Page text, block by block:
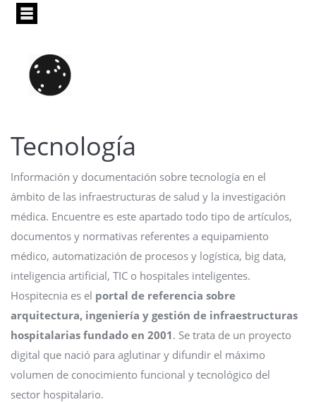
Pasar
principal
Tecnología
Información y documentación sobre tecnología en el
ámbito de las infraestructuras de salud y la investigación
médica. Encuentre es este apartado todo tipo de artículos,
documentos y normativas referentes a equipamiento
médico, automatización de procesos y logística, big data,
inteligencia artificial, TIC o hospitales inteligentes.
Hospitecnia es el portal de referencia sobre
arquitectura, ingeniería y gestión de infraestructuras
hospitalarias fundado en 2001. Se trata de un proyecto
digital que nació para aglutinar y difundir el máximo
volumen de conocimiento funcional y tecnológico del
sector hospitalario.